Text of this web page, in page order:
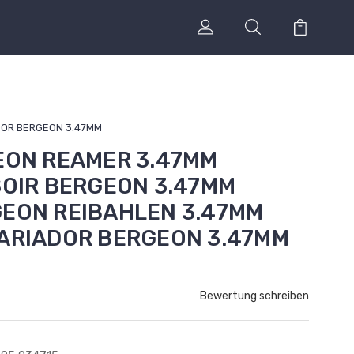
BERGEON 3.47MM
REAMER 3.47MM
BERGEON 3.47MM
REIBAHLEN 3.47MM
BERGEON 3.47MM
Bewertung schreiben